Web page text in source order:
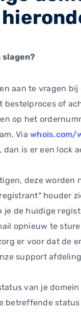
aan te vragen
of
op het
Viawhois.com/
is er een lock
deze worden
houder
de huidige
opnieuw te
er voor dat de
support
van je
betreffende